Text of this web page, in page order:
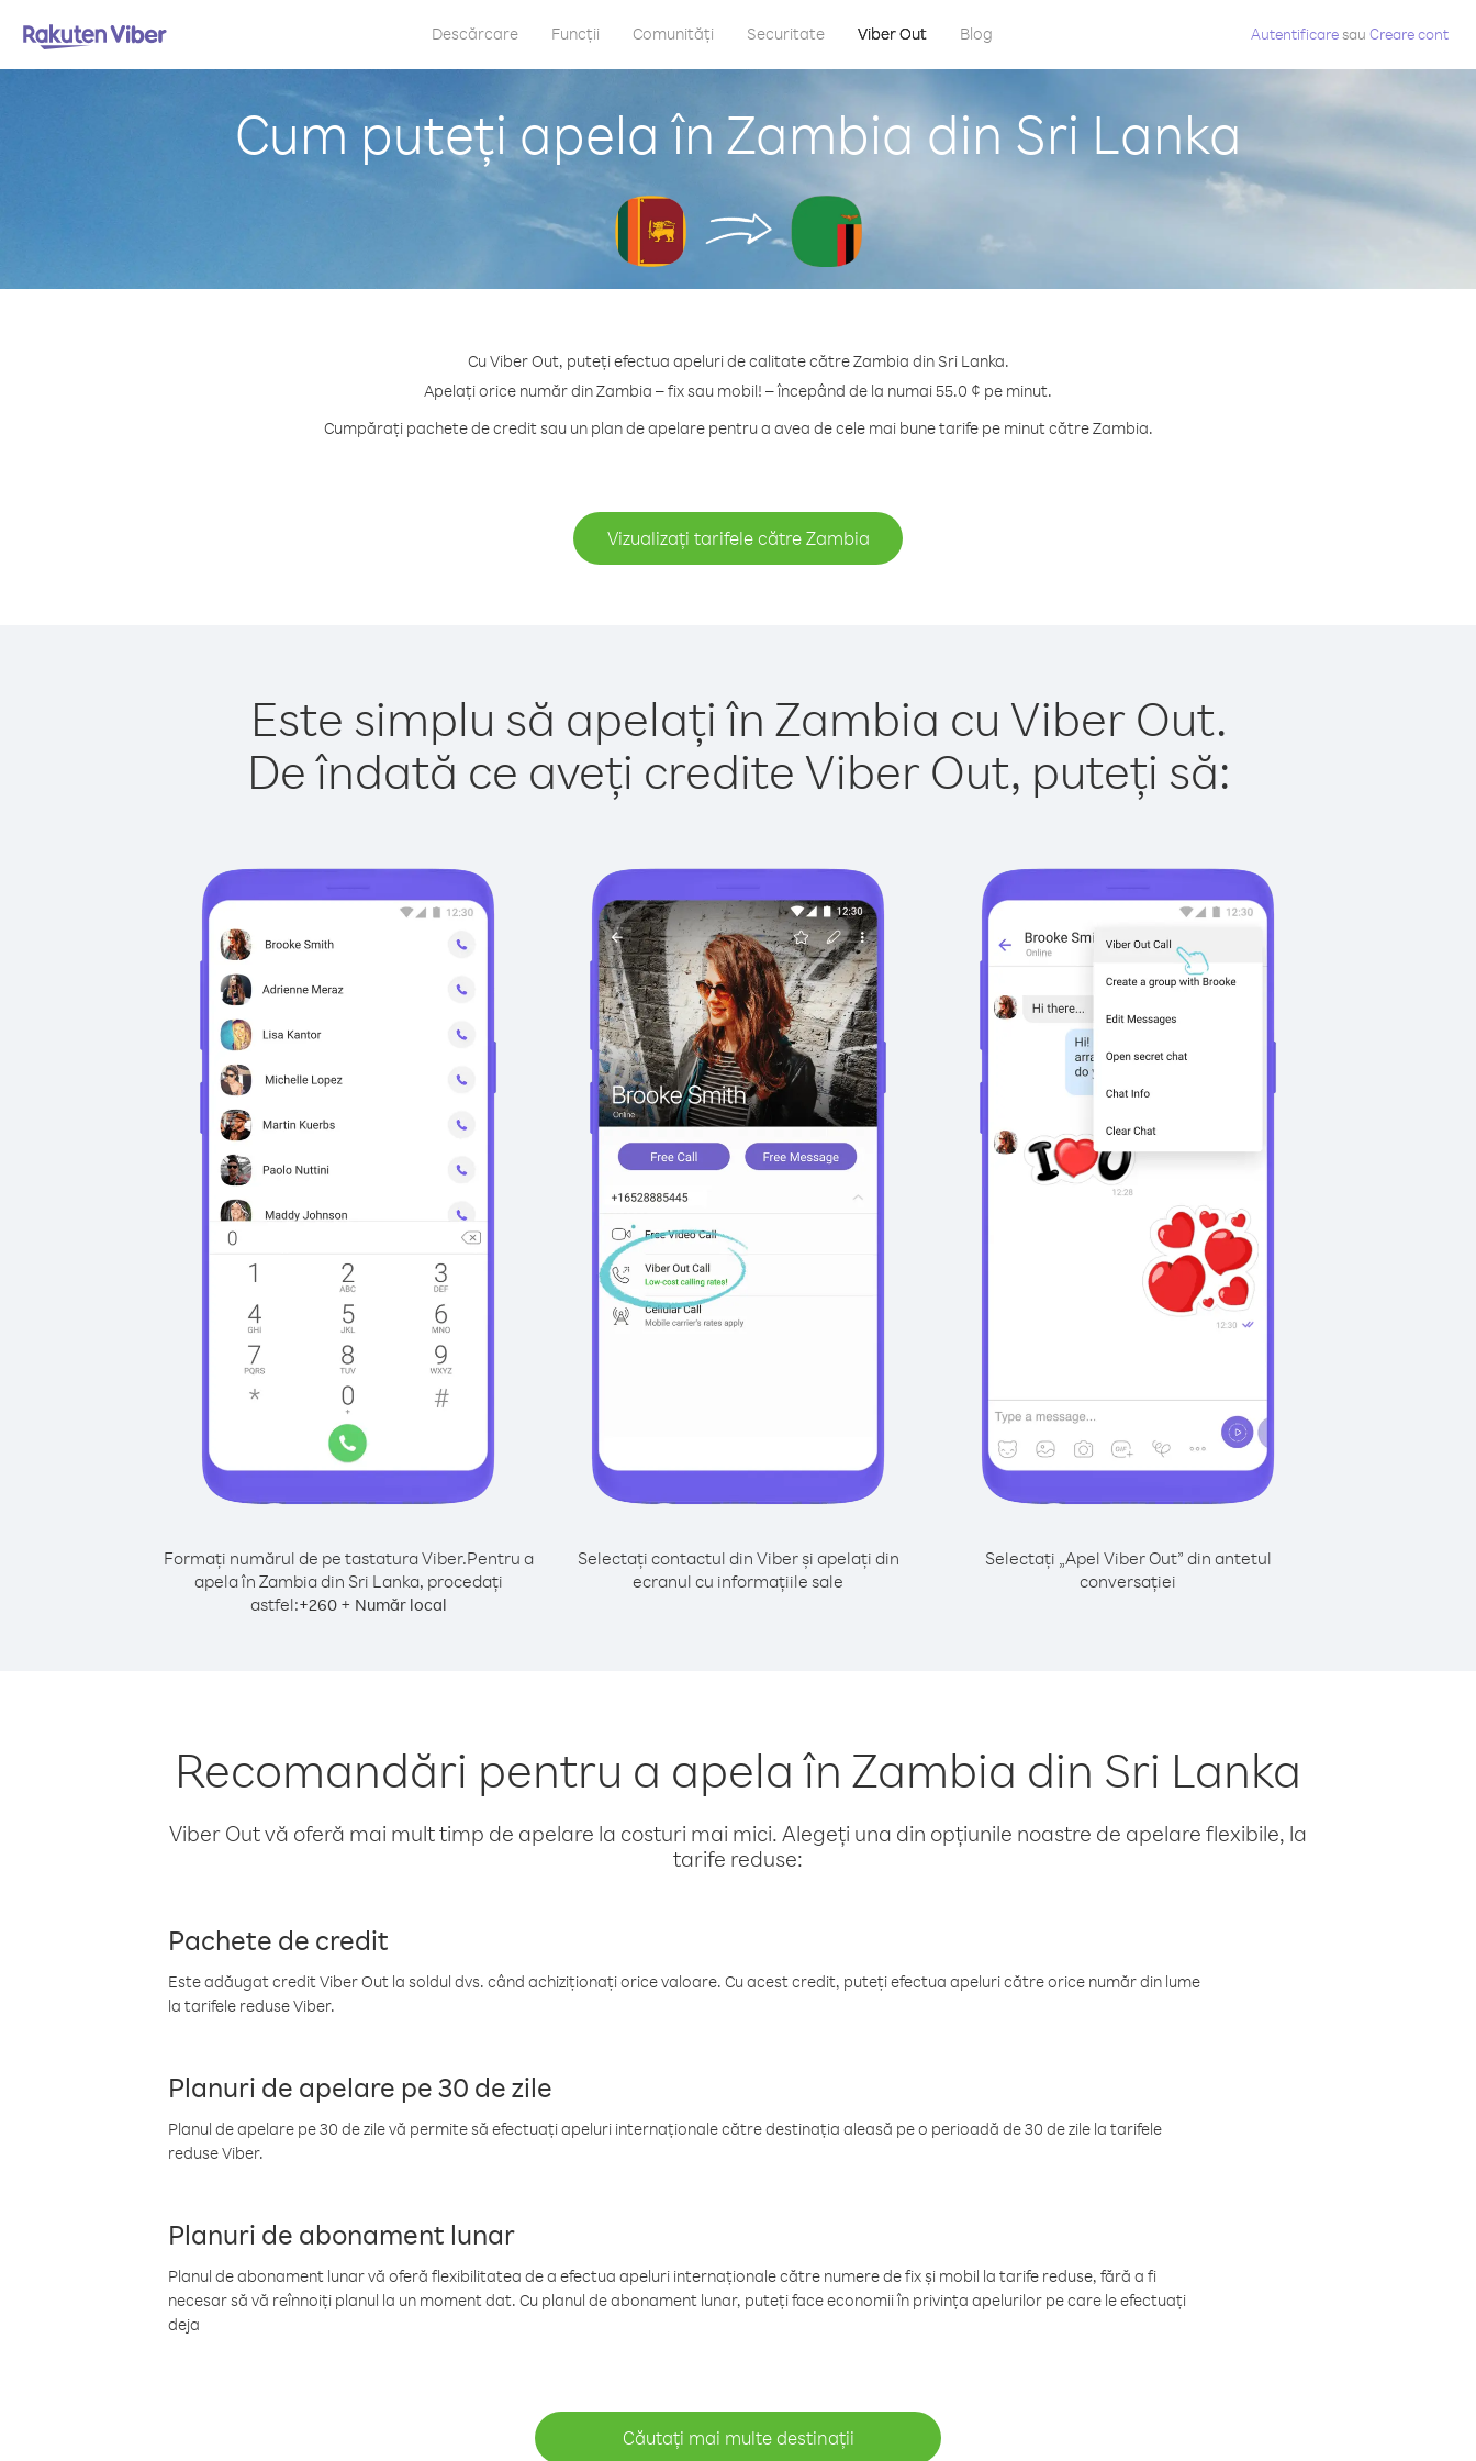
Descărcare Funcții Comunități Securitate Viber Out Blog Autentificaresau Creare cont
Cum puteți apela în Zambia din Sri Lanka
Cu Viber Out, puteți efectua apeluri de calitate către Zambia din Sri Lanka.
Apelați orice număr din Zambia – fix sau mobil! – începând de la numai 55.0 ¢ pe minut.
Cumpărați pachete de credit sau un plan de apelare pentru a avea de cele mai bune tarife pe minut către Zambia.
Vizualizați tarifele către Zambia
Este simplu să apelați în Zambia cu Viber Out.
De îndată ce aveți credite Viber Out, puteți să:
Formați numărul de pe tastatura Viber.Pentru a
apela în Zambia din Sri Lanka, procedați
astfel:+260+ Număr local
Selectați contactul din Viber și apelați din
ecranul cu informațiile sale
Selectați „Apel Viber Out” din antetul
conversației
Recomandări pentru a apela în Zambia din Sri Lanka
Viber Out vă oferă mai mult timp de apelare la costuri mai mici. Alegeți una din opțiunile noastre de apelare flexibile, la
tarife reduse:
Pachete de credit
Este adăugat credit Viber Out la soldul dvs. când achiziționați orice valoare. Cu acest credit, puteți efectua apeluri către orice număr din lume
la tarifele reduse Viber.
Planuri de apelare pe 30 de zile
Planul de apelare pe 30 de zile vă permite să efectuați apeluri internaționale către destinația aleasă pe o perioadă de 30 de zile la tarifele
reduse Viber.
Planuri de abonament lunar
Planul de abonament lunar vă oferă flexibilitatea de a efectua apeluri internaționale către numere de fix și mobil la tarife reduse, fără a fi
necesar să vă reînnoiți planul la un moment dat. Cu planul de abonament lunar, puteți face economii în privința apelurilor pe care le efectuați
deja
Căutați mai multe destinații